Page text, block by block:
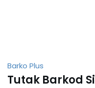
Barko Plus
Tutak Barkod